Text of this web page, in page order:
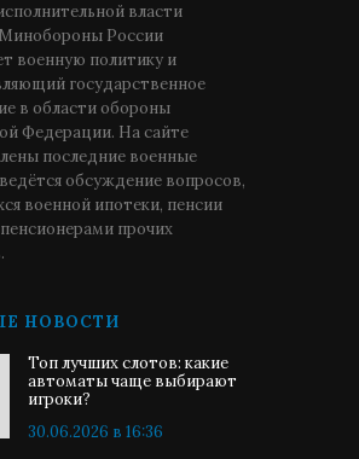
власти
России
военную политику и
государственное
в области обороны
Федерации. На сайте
последние военные
обсуждение вопросов,
военной ипотеки, пенсии
прочих
НОВОСТИ
Топ лучших слотов: какие
автоматы чаще выбирают
игроки?
30.06.2026 в 16:36